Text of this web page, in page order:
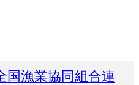
国漁業協同組合連